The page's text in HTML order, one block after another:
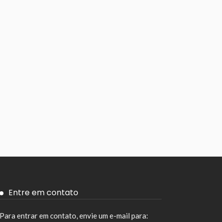
Entre em contato
Para entrar em contato, envie um e-mail para: